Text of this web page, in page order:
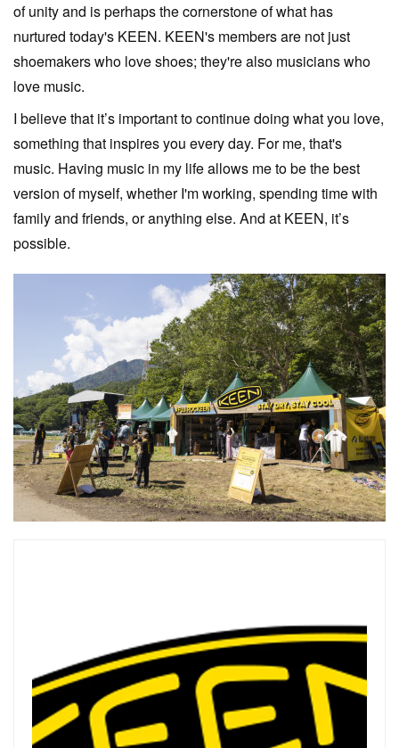
of unity and is perhaps the cornerstone of what has
nurtured today's KEEN. KEEN's members are not just
shoemakers who love shoes; they're also musicians who
love music.
I believe that it’s important to continue doing what you love,
something that inspires you every day. For me, that's
music. Having music in my life allows me to be the best
version of myself, whether I'm working, spending time with
family and friends, or anything else. And at KEEN, it’s
possible.